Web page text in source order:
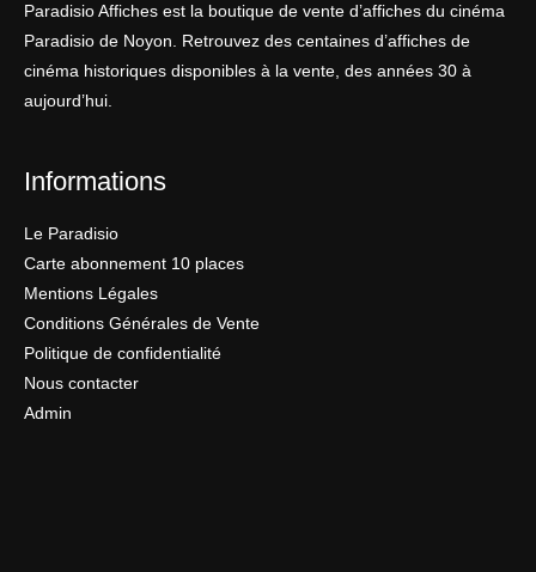
Paradisio Affiches est la boutique de vente d’affiches du cinéma
Paradisio de Noyon. Retrouvez des centaines d’affiches de
cinéma historiques disponibles à la vente, des années 30 à
aujourd’hui.
Informations
Le Paradisio
Carte abonnement 10 places
Mentions Légales
Conditions Générales de Vente
Politique de confidentialité
Nous contacter
Admin